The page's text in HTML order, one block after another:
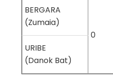
BERGARA
(Zumaia)
0
URIBE
(Danok Bat)